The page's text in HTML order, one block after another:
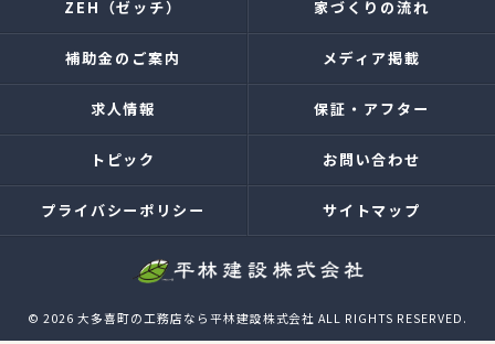
ZEH（ゼッチ） 家づくりの流れ
補助金のご案内 メディア掲載
求人情報 保証・アフター
トピック お問い合わせ
プライバシーポリシー サイトマップ
© 2026 大多喜町の工務店なら平林建設株式会社 ALL RIGHTS RESERVED.